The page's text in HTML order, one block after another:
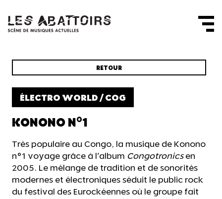
RETOUR
ÉLECTRO WORLD / COG
KONONO N°1
Très populaire au Congo, la musique de Konono
n°1 voyage grâce à l'album Congotronicsen
2005. Le mélange de tradition et de sonorités
modernes et électroniques séduit le public rock
du festival des Eurockéennes où le groupe fait